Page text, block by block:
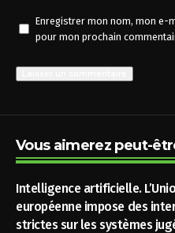
Enregistrer mon nom, mon e-
pour mon prochain
Vous aimerez peut-
Intelligence artificielle.
européenne impose des
strictes sur les systèmes